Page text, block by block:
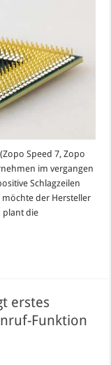
Speed 7, Zopo
im vergangen
Schlagzeilen
der Hersteller
plant die
erstes
Funktion